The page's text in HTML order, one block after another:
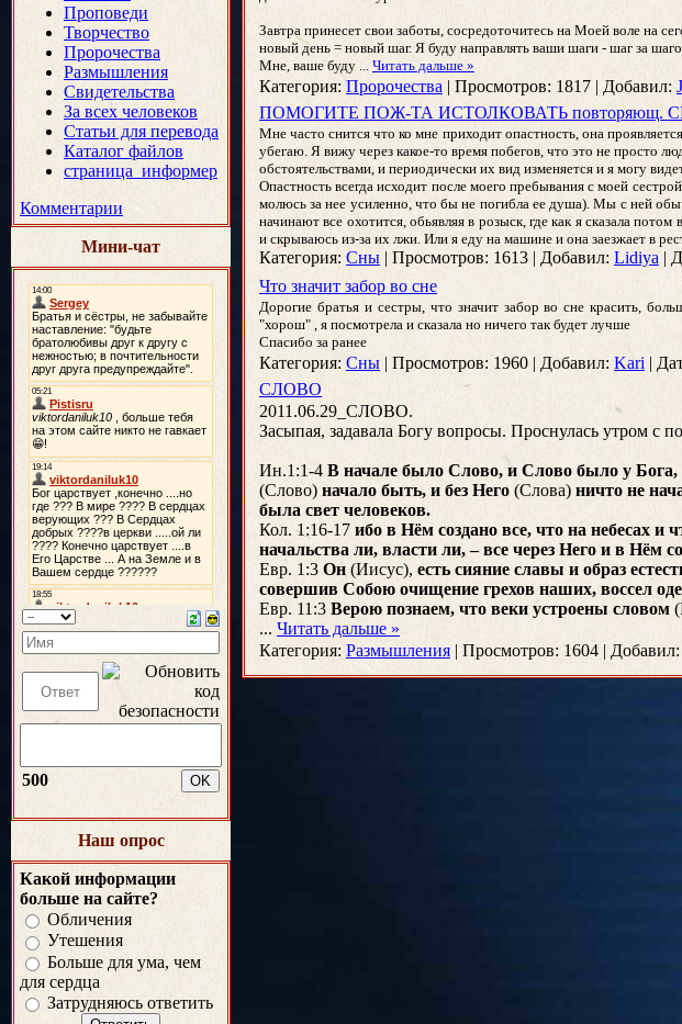
Проповеди
Творчество
Пророчества
Размышления
Свидетельства
За всех человеков
Статьи для перевода
Каталог файлов
страница_информер
Комментарии
Мини-чат
500
Наш опрос
Какой информации
больше на сайте?
Обличения
Утешения
Больше для ума, чем
для сердца
Затрудняюсь ответить
Завтра принесет свои заботы, сосредоточитесь на Моей воле на
новый день = новый шаг. Я буду направлять ваши шаги - шаг за
Мне, ваше буду ... Читать дальше »
Категория: Пророчества | Просмотров: 1817 | Добавил:
ПОМОГИТЕ ПОЖ-ТА ИСТОЛКОВАТЬ повторяющ.
Мне часто снится что ко мне приходит опастность, она
убегаю. Я вижу через какое-то время побегов, что это не просто
обстоятельствами, и периодически их вид изменяется и я могу
Опастность всегда исходит после моего пребывания с моей
молюсь за нее усиленно, что бы не погибла ее душа). Мы с ней
начинают все охотится, обьявляя в розыск, где как я сказала
и скрываюсь из-за их лжи. Или я еду на машине и она заезжает в
Категория: Сны | Просмотров: 1613 | Добавил: Lidiya |
Что значит забор во сне
Дорогие братья и сестры, что значит забор во сне красить,
"хорош" , я посмотрела и сказала но ничего так будет лучше
Спасибо за ранее
Категория: Сны | Просмотров: 1960 | Добавил: Kari |
СЛОВО
2011.06.29_СЛОВО.
Засыпая, задавала Богу вопросы. Проснулась утром с
Ин.1:1-4 В начале было Слово, и Слово было у Бога,
(Слово) начало быть, и без Него (Слова) ничто не
была свет человеков.
Кол. 1:16-17 ибо в Нём создано все, что на небесах и
начальства ли, власти ли, – все через Него и в Нём
Евр. 1:3 Он (Иисус), есть сияние славы и образ
совершив Собою очищение грехов наших, воссел
Евр. 11:3 Верою познаем, что веки устроены словом
... Читать дальше »
Категория: Размышления | Просмотров: 1604 | Добавил: